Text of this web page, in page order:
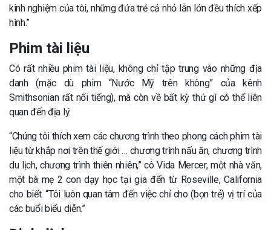
kinh nghiệm của tôi, những đứa trẻ cả nhỏ lẫn lớn đều thích xếp
hình.”
Phim tài liệu
Có rất nhiều phim tài liệu, không chỉ tập trung vào những địa
danh (mặc dù phim “Nước Mỹ trên không” của kênh
Smithsonian rất nổi tiếng), mà còn về bất kỳ thứ gì có thể liên
quan đến địa lý.
“Chúng tôi thích xem các chương trình theo phong cách phim tài
liệu từ khắp nơi trên thế giới … chương trình nấu ăn, chương trình
du lịch, chương trình thiên nhiên,” cô Vida Mercer, một nhà văn,
một bà mẹ 2 con dạy học tại gia đến từ Roseville, California
cho biết. “Tôi luôn quan tâm đến việc chỉ cho (bọn trẻ) vị trí của
các buổi biểu diễn.”